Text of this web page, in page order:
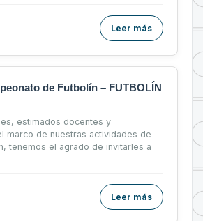
Leer más
de Futbolín – FUTBOLÍN
estimados docentes y
marco de nuestras actividades de
tenemos el agrado de invitarles a
Leer más